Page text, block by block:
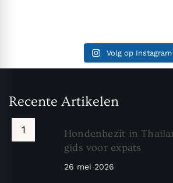
Volg op Instagram
Recente Artikelen
Hondenbezit in
gids voor expats
26 mei 2026